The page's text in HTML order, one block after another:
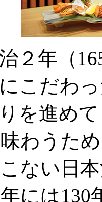
２年（
こだわ
を進め
わうた
ない日
には